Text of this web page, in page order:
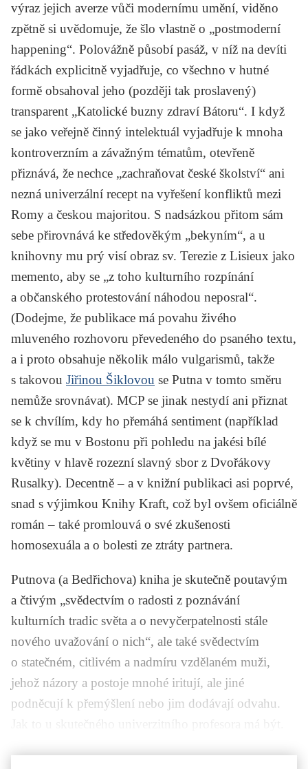
výraz jejich averze vůči modernímu umění, viděno
zpětně si uvědomuje, že šlo vlastně o „postmoderní
happening“. Polovážně působí pasáž, v níž na devíti
řádkách explicitně vyjadřuje, co všechno v hutné
formě obsahoval jeho (později tak proslavený)
transparent „Katolické buzny zdraví Bátoru“. I když
se jako veřejně činný intelektuál vyjadřuje k mnoha
kontroverzním a závažným tématům, otevřeně
přiznává, že nechce „zachraňovat české školství“ ani
nezná univerzální recept na vyřešení konfliktů mezi
Romy a českou majoritou. S nadsázkou přitom sám
sebe přirovnává ke středověkým „bekyním“, a u
knihovny mu prý visí obraz sv. Terezie z Lisieux jako
memento, aby se „z toho kulturního rozpínání
a občanského protestování náhodou neposral“.
(Dodejme, že publikace má povahu živého
mluveného rozhovoru převedeného do psaného textu,
a i proto obsahuje několik málo vulgarismů, takže
s takovou Jiřinou Šiklovou se Putna v tomto směru
nemůže srovnávat). MCP se jinak nestydí ani přiznat
se k chvílím, kdy ho přemáhá sentiment (například
když se mu v Bostonu při pohledu na jakési bílé
květiny v hlavě rozezní slavný sbor z Dvořákovy
Rusalky). Decentně – a v knižní publikaci asi poprvé,
snad s výjimkou Knihy Kraft, což byl ovšem oficiálně
román – také promlouvá o své zkušenosti
homosexuála a o bolesti ze ztráty partnera.
Putnova (a Bedřichova) kniha je skutečně poutavým
a čtivým „svědectvím o radosti z poznávání
kulturních tradic světa a o nevyčerpatelnosti stále
nového uvažování o nich“, ale také svědectvím
o statečném, citlivém a nadmíru vzdělaném muži,
jehož názory a postoje mnohé iritují, ale jiné
podněcují k přemýšlení nebo jim dodávají odvahu.